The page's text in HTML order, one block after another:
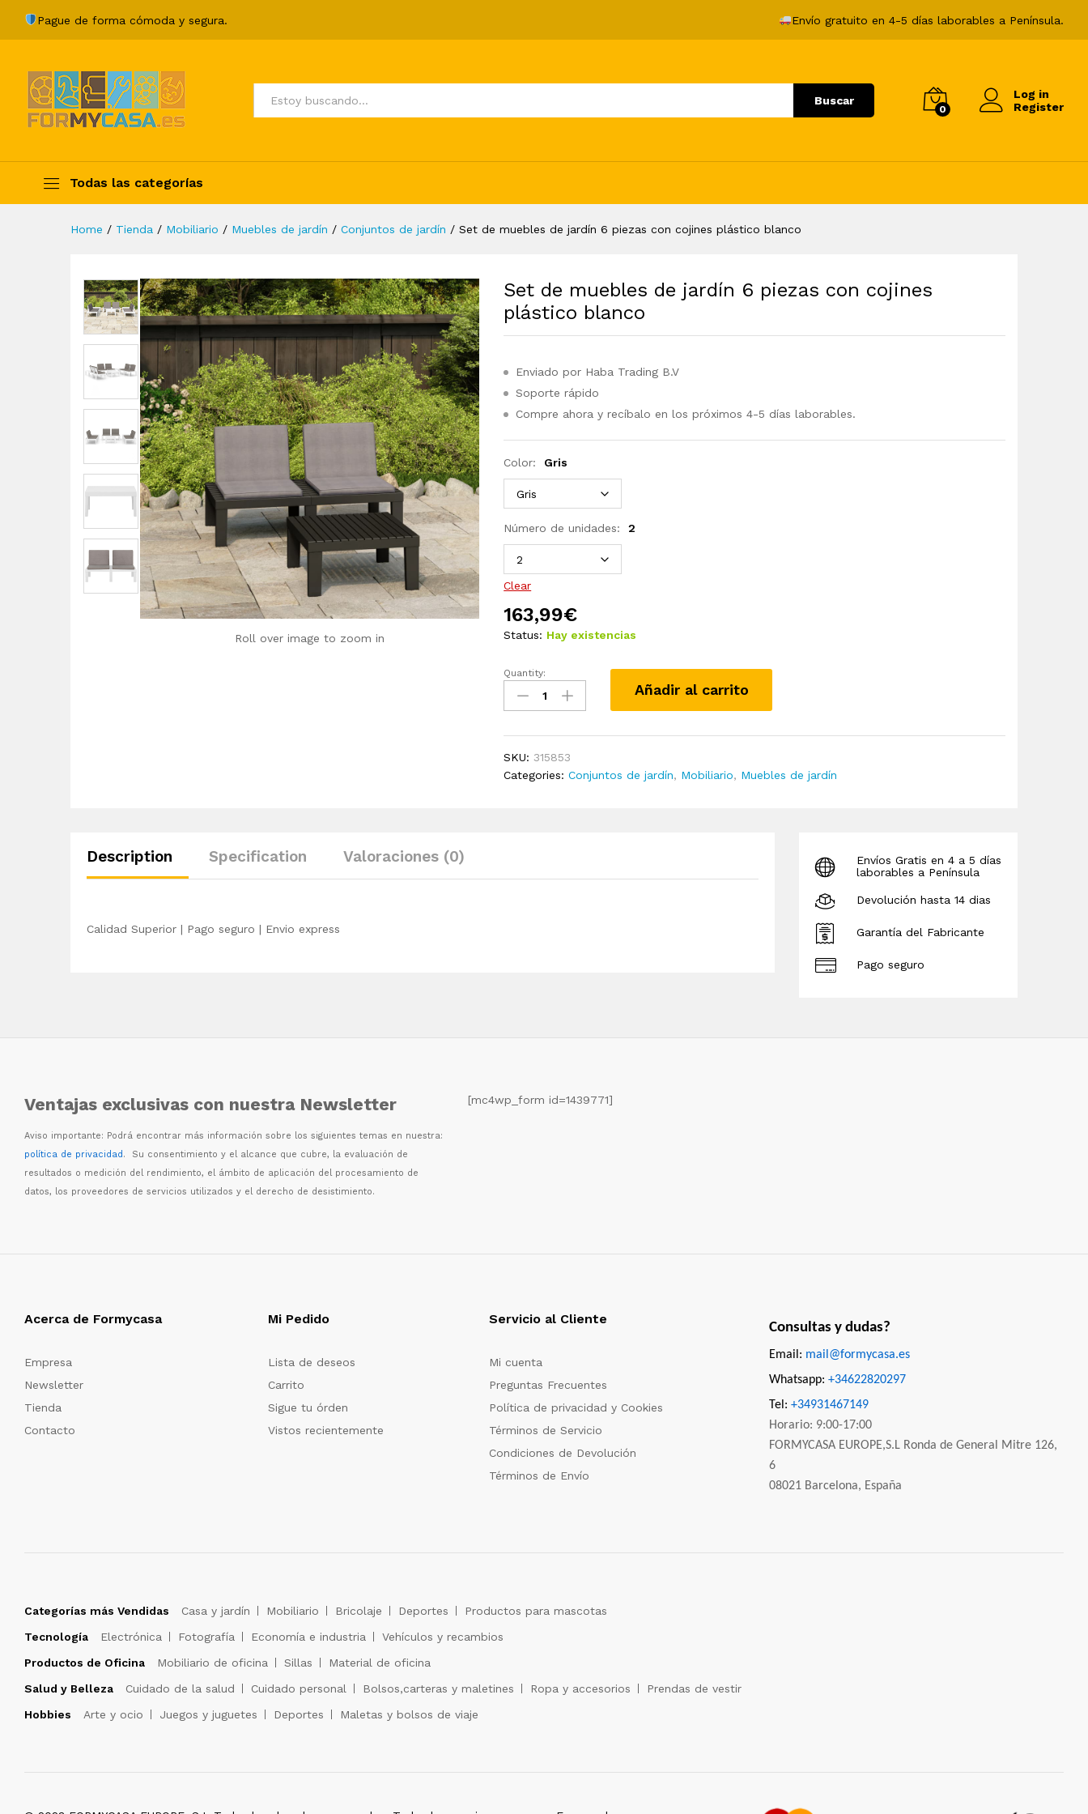
Pague de forma cómoda y segura. Envío gratuito en 4-5 días laborables a Península.
Todos Buscar
0
Log in
Register
Todas las categorías
y animales
Home / Tienda / Mobiliario / Muebles de jardín / Conjuntos de jardín / Set de muebles de jardín 6 piezas con cojines plástico blanco
Roll over image to zoom in
Set de muebles de jardín 6 piezas con cojines
plástico blanco
Enviado por Haba Trading B.V
Soporte rápido
Compre ahora y recíbalo en los próximos 4-5 días laborables.
Color: Gris
Número de unidades: 2
Clear
163,99€
Status: Hay existencias
Set
muebles
6
piezas
Quantity:
Añadir al carrito
SKU:315853
Categories:Conjuntos de jardín, Mobiliario, Muebles de jardín
Description Specification Valoraciones (0)
Calidad Superior | Pago seguro | Envio express
Envíos Gratis en 4 a 5 días
laborables a Península
Devolución hasta 14 dias
Garantía del Fabricante
Pago seguro
Ventajas exclusivas con nuestra Newsletter
Aviso importante: Podrá encontrar más información sobre los siguientes temas en nuestra:
política de privacidad. Su consentimiento y el alcance que cubre, la evaluación de
resultados o medición del rendimiento, el ámbito de aplicación del procesamiento de
datos, los proveedores de servicios utilizados y el derecho de desistimiento.
[mc4wp_form id=1439771]
Acerca de Formycasa
Empresa
Newsletter
Tienda
Contacto
Mi Pedido
Lista de deseos
Carrito
Sigue tu órden
Vistos recientemente
Servicio al Cliente
Mi cuenta
Preguntas Frecuentes
Política de privacidad y Cookies
Términos de Servicio
Condiciones de Devolución
Términos de Envío
Consultas y dudas?
Email: mail@formycasa.es
Whatsapp: +34622820297
Tel: +34931467149
Horario: 9:00-17:00
FORMYCASA EUROPE,S.L Ronda de General Mitre 126,
6
08021 Barcelona, España
Categorías más Vendidas Casa y jardín Mobiliario Bricolaje Deportes
Productos para mascotas
Tecnología
Electrónica Fotografía Economía e industria
Vehículos y recambios
Productos de Oficina
Mobiliario de oficina Sillas
Material de oficina
Salud y Belleza
Cuidado de la salud Cuidado personal Bolsos,carteras y maletines Ropa y accesorios
Prendas de vestir
Hobbies
Arte y ocio Juegos y juguetes Deportes Maletas y bolsos de viaje
Description Specification
163,99€ Añadir al carrito